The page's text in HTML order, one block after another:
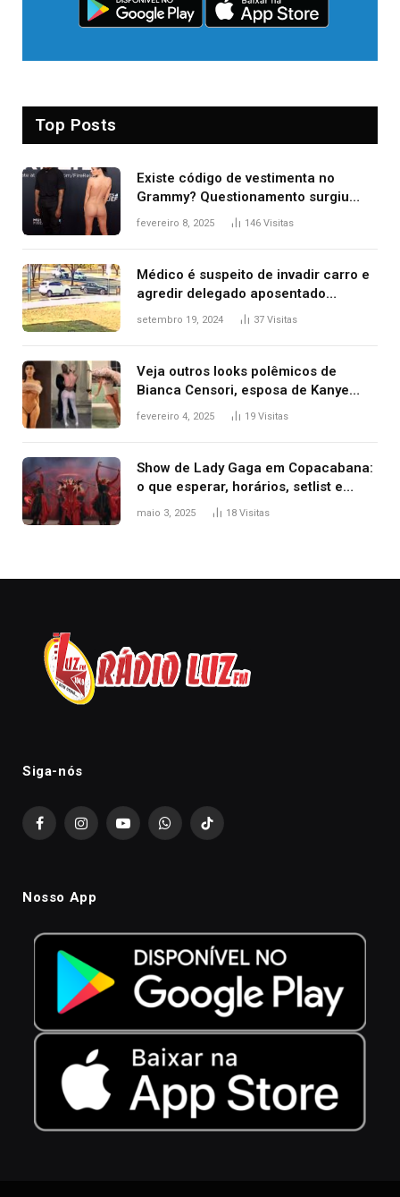
Top Posts
Existe código de vestimenta no
Grammy? Questionamento surgiu
após Bianca Censori, mulher de
fevereiro 8, 2025 146 Visitas
Médico é suspeito de invadir carro e
agredir delegado aposentado
durante confusão no trânsito
setembro 19, 2024 37 Visitas
Veja outros looks polêmicos de
Bianca Censori, esposa de Kanye
West que apareceu nua no Grammy
fevereiro 4, 2025 19 Visitas
Show de Lady Gaga em Copacabana:
o que esperar, horários, setlist e
onde assistir
maio 3, 2025 18 Visitas
Siga-nós
FacebookInstagramYouTubeWhatsAppTikTok
Nosso App